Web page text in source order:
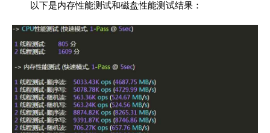
以下是内存性能测试和磁盘性能测试结果：